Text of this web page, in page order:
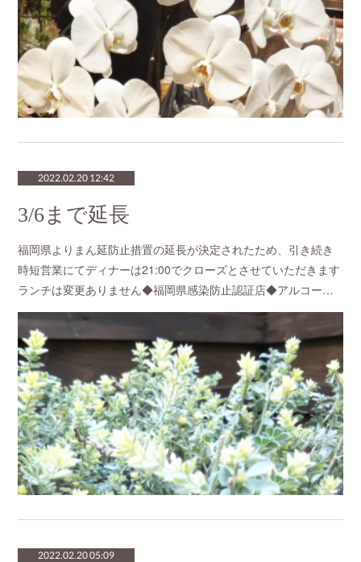
2022.02.20 12:42
3/6まで延長
福岡県よりまん延防止措置の延長が決定されたため、引き続き
時短営業にてディナーは21:00でクローズとさせていただきます
ランチは変更ありません◆福岡県感染防止認証店◆アルコー…
2022.02.20 05:09